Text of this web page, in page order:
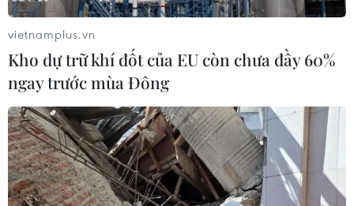
trà sen Quảng An (phường Quảng An, quận
Tây Hồ, thành phố Hà Nội).
Ở loại hình Tri thức dân gian, có Phở Hà
Nội, Phở Nam Định, Mỳ Quảng (Quảng
Nam), Tri thức may, mặc áo dài Huế (Thành
phố Huế, tỉnh Thừa Thiên-Huế), Nghệ thuật
trang trí cây nêu của người Co (huyện Trà
Bồng, Quảng Ngãi).
Ở loại hình Tập quán xã hội và tín ngưỡng,
vietnamplus.vn
Kho dự trữ khí đốt của EU còn chưa đầy 60%
ngay trước mùa Đông